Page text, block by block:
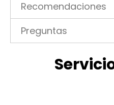
Recomendaciones
Preguntas